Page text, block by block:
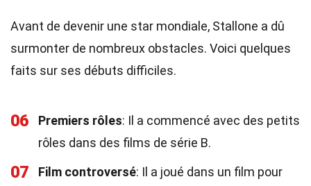
Avant de devenir une star mondiale, Stallone a dû
surmonter de nombreux obstacles. Voici quelques
faits sur ses débuts difficiles.
06 Premiers rôles: Il a commencé avec des petits
rôles dans des films de série B.
07 Film controversé: Il a joué dans un film pour